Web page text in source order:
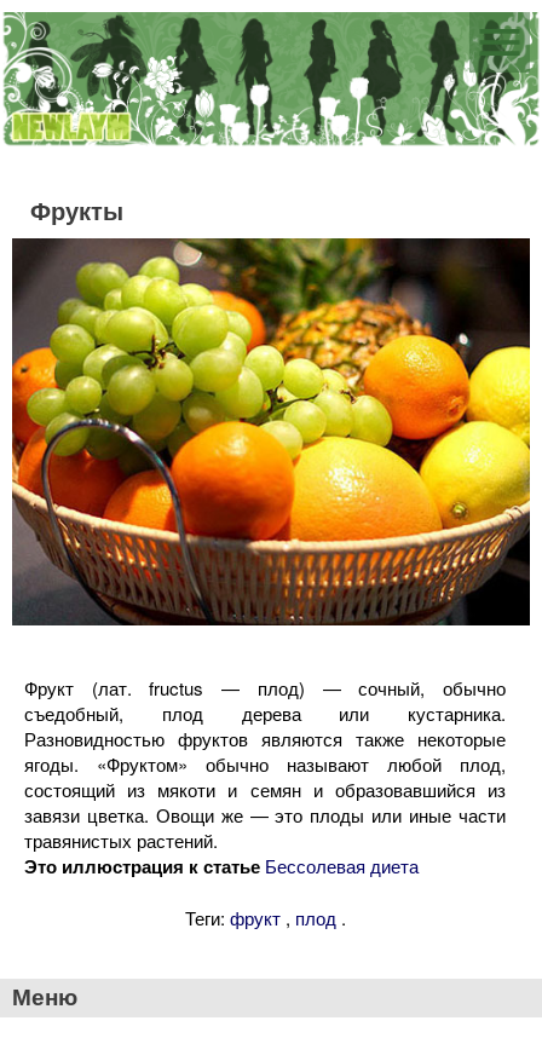
Фрукты
Фрукт (лат. fructus — плод) — сочный, обычно
съедобный, плод дерева или кустарника.
Разновидностью фруктов являются также некоторые
ягоды. «Фруктом» обычно называют любой плод,
состоящий из мякоти и семян и образовавшийся из
завязи цветка. Овощи же — это плоды или иные части
травянистых растений.
Это иллюстрация к статье Бессолевая диета
Теги: фрукт, плод.
Меню